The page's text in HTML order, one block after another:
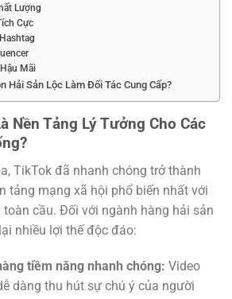
Lượng
Cực
Mãi
Hải Sản Lộc Làm Đối Tác Cung Cấp?
Nền Tảng Lý Tưởng Cho Các
TikTok đã nhanh chóng trở thành
tảng mạng xã hội phổ biến nhất với
cầu. Đối với ngành hàng hải sản
nhiều lợi thế độc đáo:
tiềm năng nhanh chóng: Video
dàng thu hút sự chú ý của người